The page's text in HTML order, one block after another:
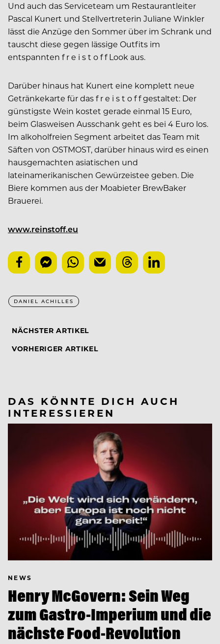
Und auch das Serviceteam um Restaurantleiter
Pascal Kunert und Stellvertreterin Juliane Winkler
lässt die Anzüge den Sommer über im Schrank und
tauscht diese gegen lässige Outfits im
entspannten f r e i s t o f f Look aus.
Darüber hinaus hat Kunert eine komplett neue
Getränkekarte für das f r e i s t o f f gestaltet: Der
günstigste Wein kostet gerade einmal 15 Euro,
beim Glasweisen Ausschank geht es bei 4 Euro los.
Im alkoholfreien Segment arbeitet das Team mit
Säften von OSTMOST, darüber hinaus wird es einen
hausgemachten asiatischen und
lateinamerikanischen Gewürzeistee geben. Die
Biere kommen aus der Moabieter BrewBaker
Brauerei.
www.reinstoff.eu
DANIEL ACHILLES
NÄCHSTER ARTIKEL
VORHERIGER ARTIKEL
DAS KÖNNTE DICH AUCH
INTERESSIEREN
NEWS
Henry McGovern: Sein Weg
zum Gastro-Imperium und die
nächste Food-Revolution